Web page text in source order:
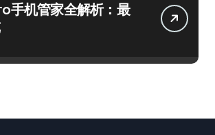
手机管家全解析：最